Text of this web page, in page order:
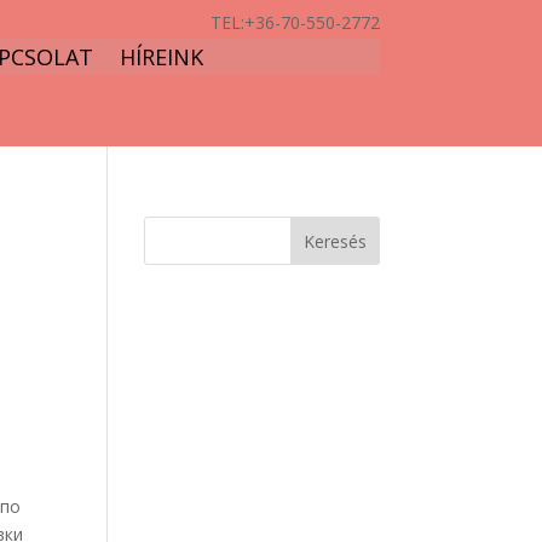
TEL:+36-70-550-2772
HÍREINK